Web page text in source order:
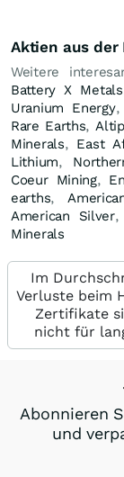
Aktien aus der
Weitere
Battery X Metals
Uranium Energy,
Rare Earths,
Minerals, East
Lithium,
Coeur Mining,
earths,
American Silver,
Minerals
Im
Verluste beim
Zertifikate
nicht für
Abonnieren
und